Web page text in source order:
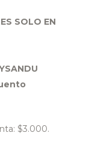
SOLO EN
$3.000.